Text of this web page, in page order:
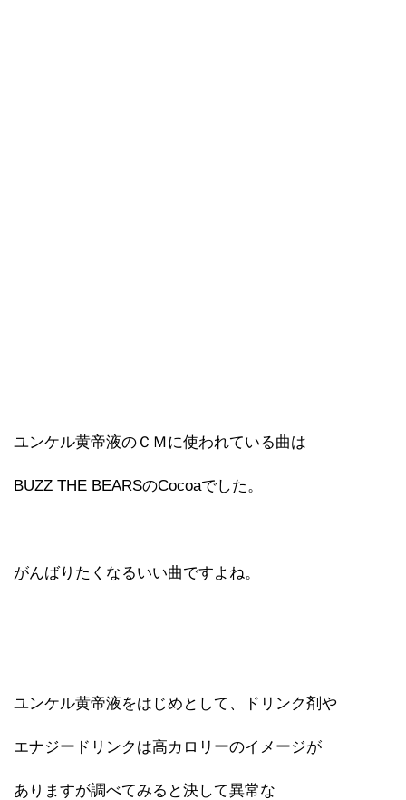
ユンケル黄帝液のＣＭに使われている曲は
BUZZ THE BEARSのCocoaでした。
がんばりたくなるいい曲ですよね。
ユンケル黄帝液をはじめとして、ドリンク剤や
エナジードリンクは高カロリーのイメージが
ありますが調べてみると決して異常な